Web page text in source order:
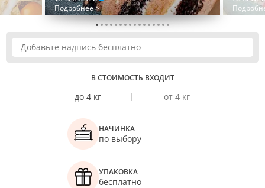
Подробнее >
В СТОИМОСТЬ ВХОДИТ
до 4 кг от 4 кг
НАЧИНКА
по выбору
УПАКОВКА
бесплатно